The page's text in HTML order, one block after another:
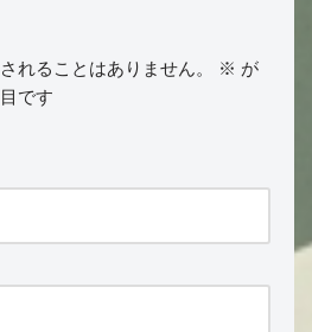
れることはありません。 ※ が
です